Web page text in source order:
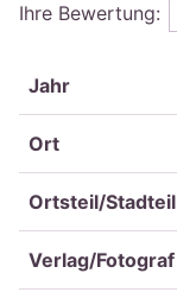
Ihre Bewertung:
Jahr
Ort
Ortsteil/Stadteil
Verlag/Fotograf